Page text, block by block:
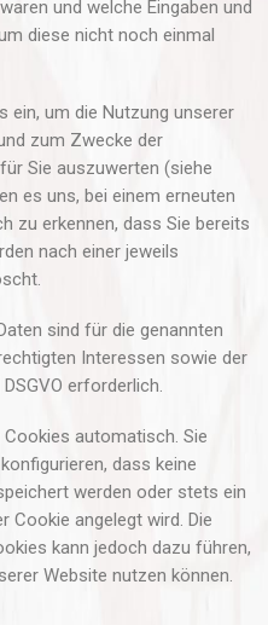
und welche Eingaben und
diese nicht noch einmal
ein, um die Nutzung unserer
zum Zwecke der
Sie auszuwerten (siehe
es uns, bei einem erneuten
zu erkennen, dass Sie bereits
nach einer jeweils
sind für die genannten
Interessen sowie der
erforderlich.
automatisch. Sie
dass keine
werden oder stets ein
Cookie angelegt wird. Die
kann jedoch dazu führen,
Website nutzen können.